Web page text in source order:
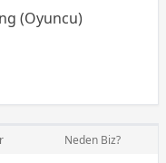
(Oyuncu)
Neden Biz?